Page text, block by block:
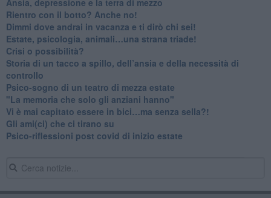
​Rientro con il botto? Anche no!
Dimmi dove andrai in vacanza e ti dirò chi sei!
​Estate, psicologia, animali…una strana triade!
​Crisi o possibilità?
​Storia di un tacco a spillo, dell’ansia e della necessità di
controllo
​Psico-sogno di un teatro di mezza estate
"La memoria che solo gli anziani hanno"
​Vi è mai capitato essere in bici…ma senza sella?!
​Gli ami(ci) che ci tirano su
Psico-riflessioni post covid di inizio estate